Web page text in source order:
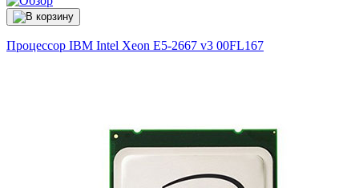
Процессор IBM Intel Xeon E5-2667 v3 00FL167